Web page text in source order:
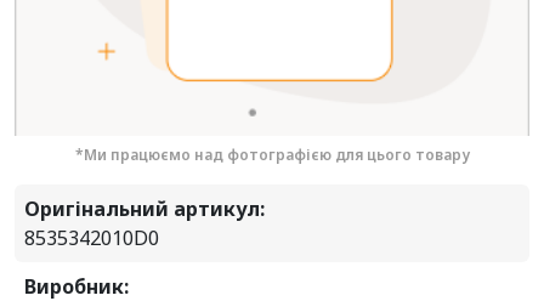
*Ми працюємо над фотографією для цього товару
Оригінальний артикул:
8535342010D0
Виробник: